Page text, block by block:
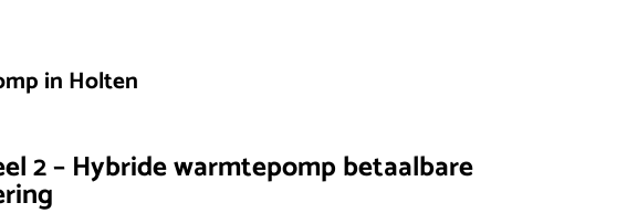
in Holten
2 – Hybride warmtepomp betaalbare